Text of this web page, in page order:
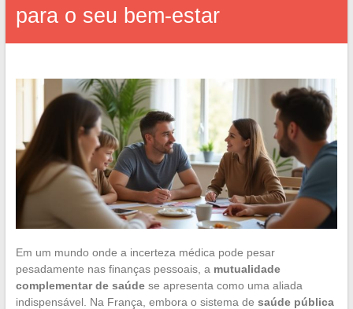
para o seu bem-estar
Em um mundo onde a incerteza médica pode pesar
pesadamente nas finanças pessoais, a mutualidade
complementar de saúdese apresenta como uma aliada
indispensável. Na França, embora o sistema de saúde pública